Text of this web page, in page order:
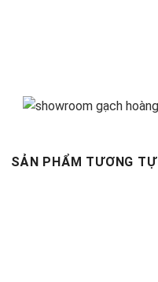
SẢN PHẨM TƯƠNG TỰ